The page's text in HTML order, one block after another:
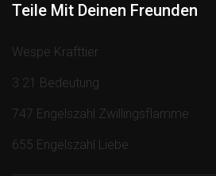
Teile Mit Deinen Freunden
Wespe Krafttier
3 21 Bedeutung
747 Engelszahl Zwillingsflamme
655 Engelszahl Liebe